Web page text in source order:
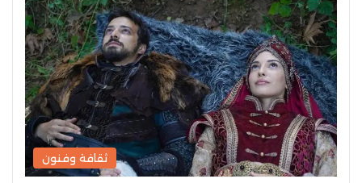
ثقافة وفنون